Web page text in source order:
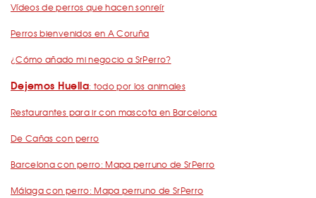
Vídeos de perros que hacen sonreír
Perros bienvenidos en A Coruña
¿Cómo añado mi negocio a SrPerro?
Dejemos Huella: todo por los animales
Restaurantes para ir con mascota en Barcelona
De Cañas con perro
Barcelona con perro: Mapa perruno de SrPerro
Málaga con perro: Mapa perruno de SrPerro